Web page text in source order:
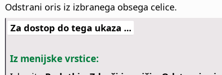
Odstrani oris iz izbranega obsega celice.
Za dostop do tega ukaza ...
Iz menijske vrstice: